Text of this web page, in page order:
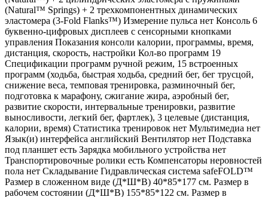
(Natural™ Springs) + 2 трехкомпонентных динамических
эластомера (3-Fold Flanks™) Измерение пульса нет Консоль 6
буквенно-цифровых дисплеев с сенсорными кнопками
управления Показания консоли калории, программы, время,
дистанция, скорость, настройки Кол-во программ 19
Спецификации программ ручной режим, 15 встроенных
программ (ходьба, быстрая ходьба, средний бег, бег трусцой,
снижение веса, темповая тренировка, разминочный бег,
подготовка к марафону, сжигание жира, аэробный бег,
развитие скорости, интервальные тренировки, развитие
выносливости, легкий бег, фартлек), 3 целевые (дистанция,
калории, время) Статистика тренировок нет Мультимедиа нет
Язык(и) интерфейса английский Вентилятор нет Подставка
под планшет есть Зарядка мобильного устройства нет
Транспортировочные ролики есть Компенсаторы неровностей
пола нет Складывание Гидравлическая система safeFOLD™
Размер в сложенном виде (Д*Ш*В) 40*85*177 см. Размер в
рабочем состоянии (Д*Ш*В) 155*85*122 см. Размер в